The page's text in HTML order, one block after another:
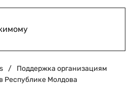
Поддержка организациям
Республике Молдова